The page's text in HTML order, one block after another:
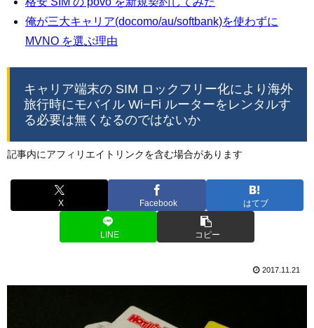
俺が三大キャリア(docomo/au/softbank)を使わずに
MVNO を選ぶ理由
キャリア端末の SIM ロックフリー化により海外
旅行時にモバイル Wi−Fi ルーターをレンタルす
る必要は無くなるのではないか
記事内にアフィリエイトリンクを含む場合があります
X Facebook はてブ
LINE コピー
2017.11.21